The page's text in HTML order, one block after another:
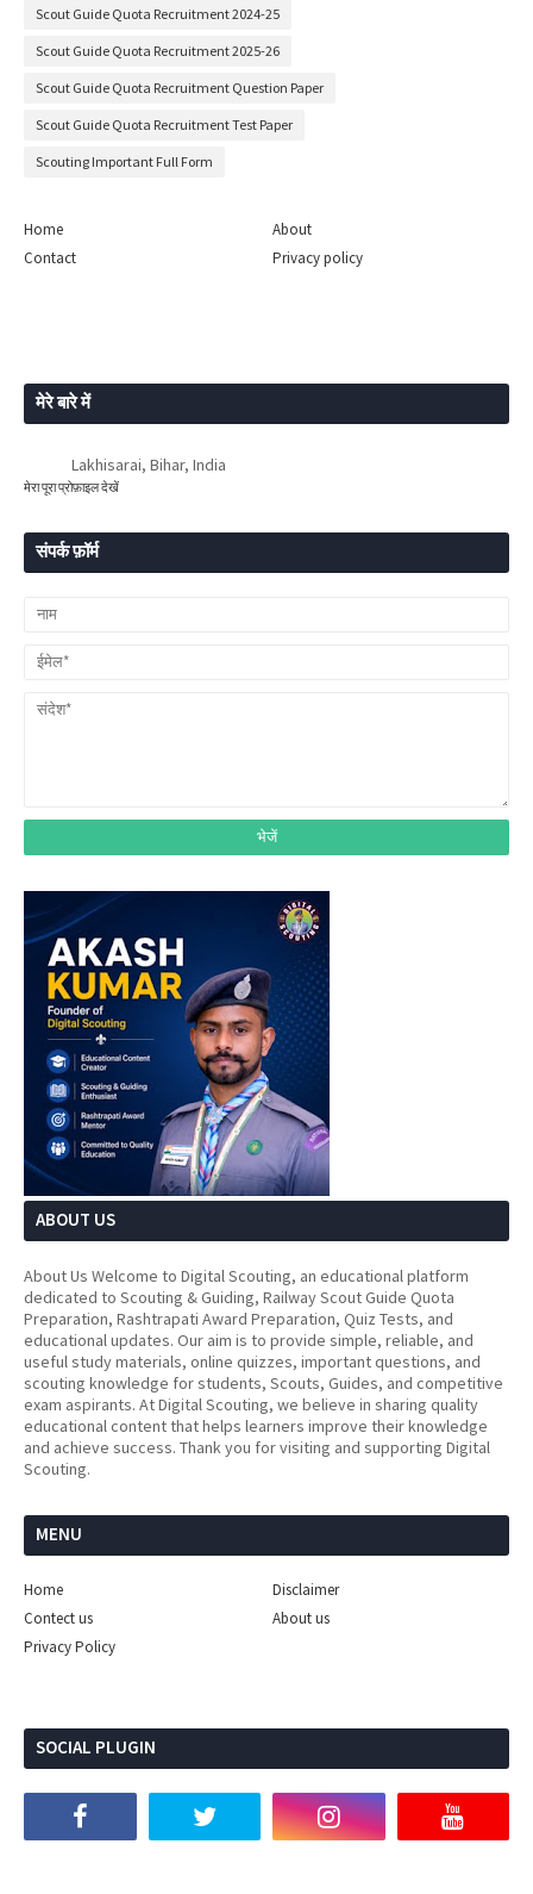
Scout Guide Quota Recruitment 2024-25
Scout Guide Quota Recruitment 2025-26
Scout Guide Quota Recruitment Question Paper
Scout Guide Quota Recruitment Test Paper
Scouting Important Full Form
Home
About
Contact
Privacy policy
मेरे बारे में
Lakhisarai, Bihar, India
मेरा पूरा प्रोफ़ाइल देखें
संपर्क फ़ॉर्म
ABOUT US
About Us Welcome to Digital Scouting, an educational platform
dedicated to Scouting & Guiding, Railway Scout Guide Quota
Preparation, Rashtrapati Award Preparation, Quiz Tests, and
educational updates. Our aim is to provide simple, reliable, and
useful study materials, online quizzes, important questions, and
scouting knowledge for students, Scouts, Guides, and competitive
exam aspirants. At Digital Scouting, we believe in sharing quality
educational content that helps learners improve their knowledge
and achieve success. Thank you for visiting and supporting Digital
Scouting.
MENU
Home
Disclaimer
Contect us
About us
Privacy Policy
SOCIAL PLUGIN